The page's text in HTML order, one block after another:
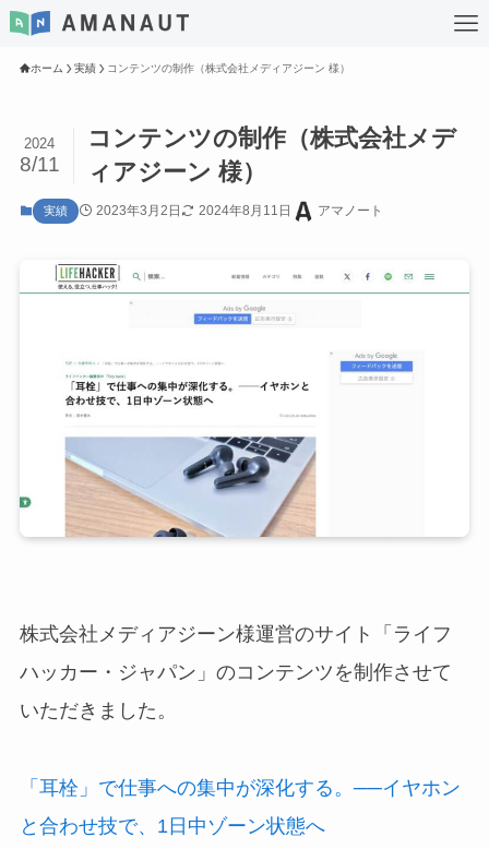
ホーム 実績 コンテンツの制作（株式会社メディアジーン 様）
コンテンツの制作（株式会社メデ
ィアジーン 様）
2024
8/11
実績 2023年3月2日 2024年8月11日 アマノート
株式会社メディアジーン様運営のサイト「ライフ
ハッカー・ジャパン」のコンテンツを制作させて
いただきました。
「耳栓」で仕事への集中が深化する。──イヤホン
と合わせ技で、1日中ゾーン状態へ